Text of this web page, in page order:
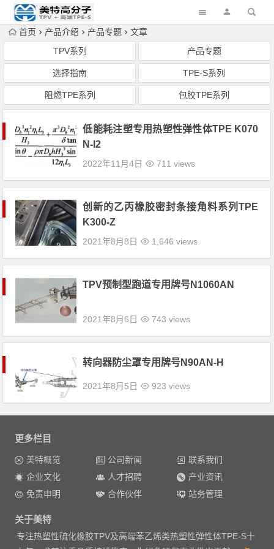
首页 产品介绍 产品专题
文章
TPV系列
产品专题
选择指南 TPE-S系列
阻燃TPE系列 包胶TPE系列
低能耗注塑专用热塑性弹性体TPE K070
N-I2
2022年11月4日 711 views
创新的乙丙橡胶密封条接角料系列TPE
K300-Z
2021年8月8日 1,646 views
TPV预制型跑道专用牌号N1060AN
2021年8月6日 743 views
转向器防尘罩专用牌号N90AN-H
2021年8月5日 923 views
更多栏目
美特概览 公司新闻
联系我们
企业文化
人才招聘
产业资讯
免责申明
合作伙伴 站务管理
关于美特
专注热塑性硫化橡胶TPV及高端苯乙烯类热塑性弹性体TPE-S十